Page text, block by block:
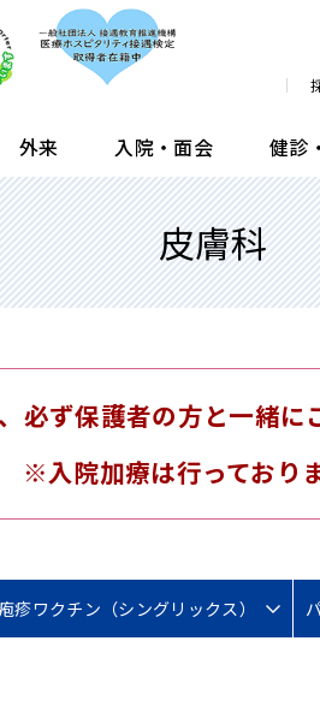
臨床研究論文・業績
所属医師一覧
メディア情報
広報誌
内科
血液内科
小児科
眼科
外来
外来担当医表
臨時の休診・代診
予防接種（成人）
入院・面会
入院生活について
健診
膝ドック
消化器ドック
予防接種（成人）
栄養指導のご紹介方法
皮膚科
必ず保護者の方と一緒に
※入院加療は行っており
疹ワクチン（シングリックス）